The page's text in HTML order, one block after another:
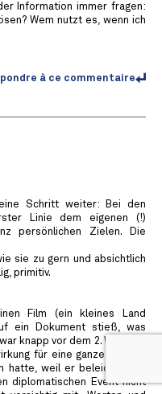
Information immer fragen:
Wem nutzt es, wenn ich
à ce commentaire
Schritt weiter: Bei den
Linie dem eigenen (!)
persönlichen Zielen. Die
sie zu gern und absichtlich
primitiv.
Film (ein kleines Land
ein Dokument stieß, was
knapp vor dem 2. WK) eine
für eine ganze Region,
hatte, weil er beleidigt war,
diplomatischen Event nicht